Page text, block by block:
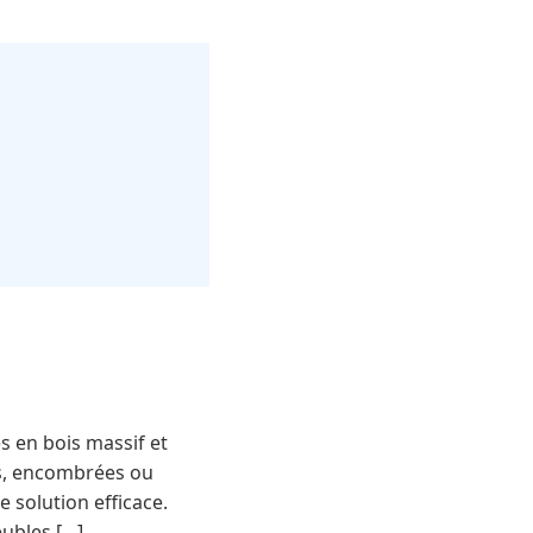
en bois massif et
encombrées ou
solution efficace.